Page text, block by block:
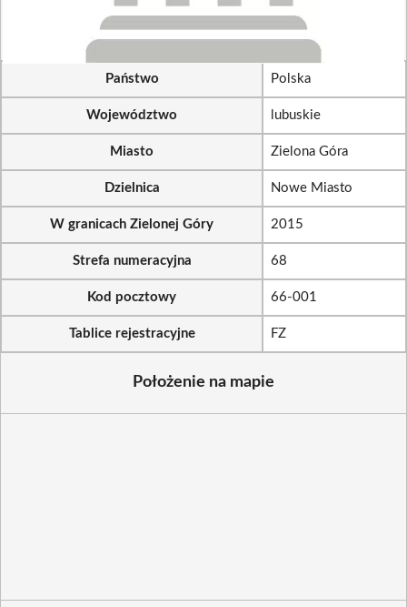
Państwo Polska
Województwo lubuskie
Miasto Zielona Góra
Dzielnica Nowe Miasto
W granicach Zielonej Góry 2015
Strefa numeracyjna 68
Kod pocztowy 66-001
Tablice rejestracyjne FZ
Położenie na mapie